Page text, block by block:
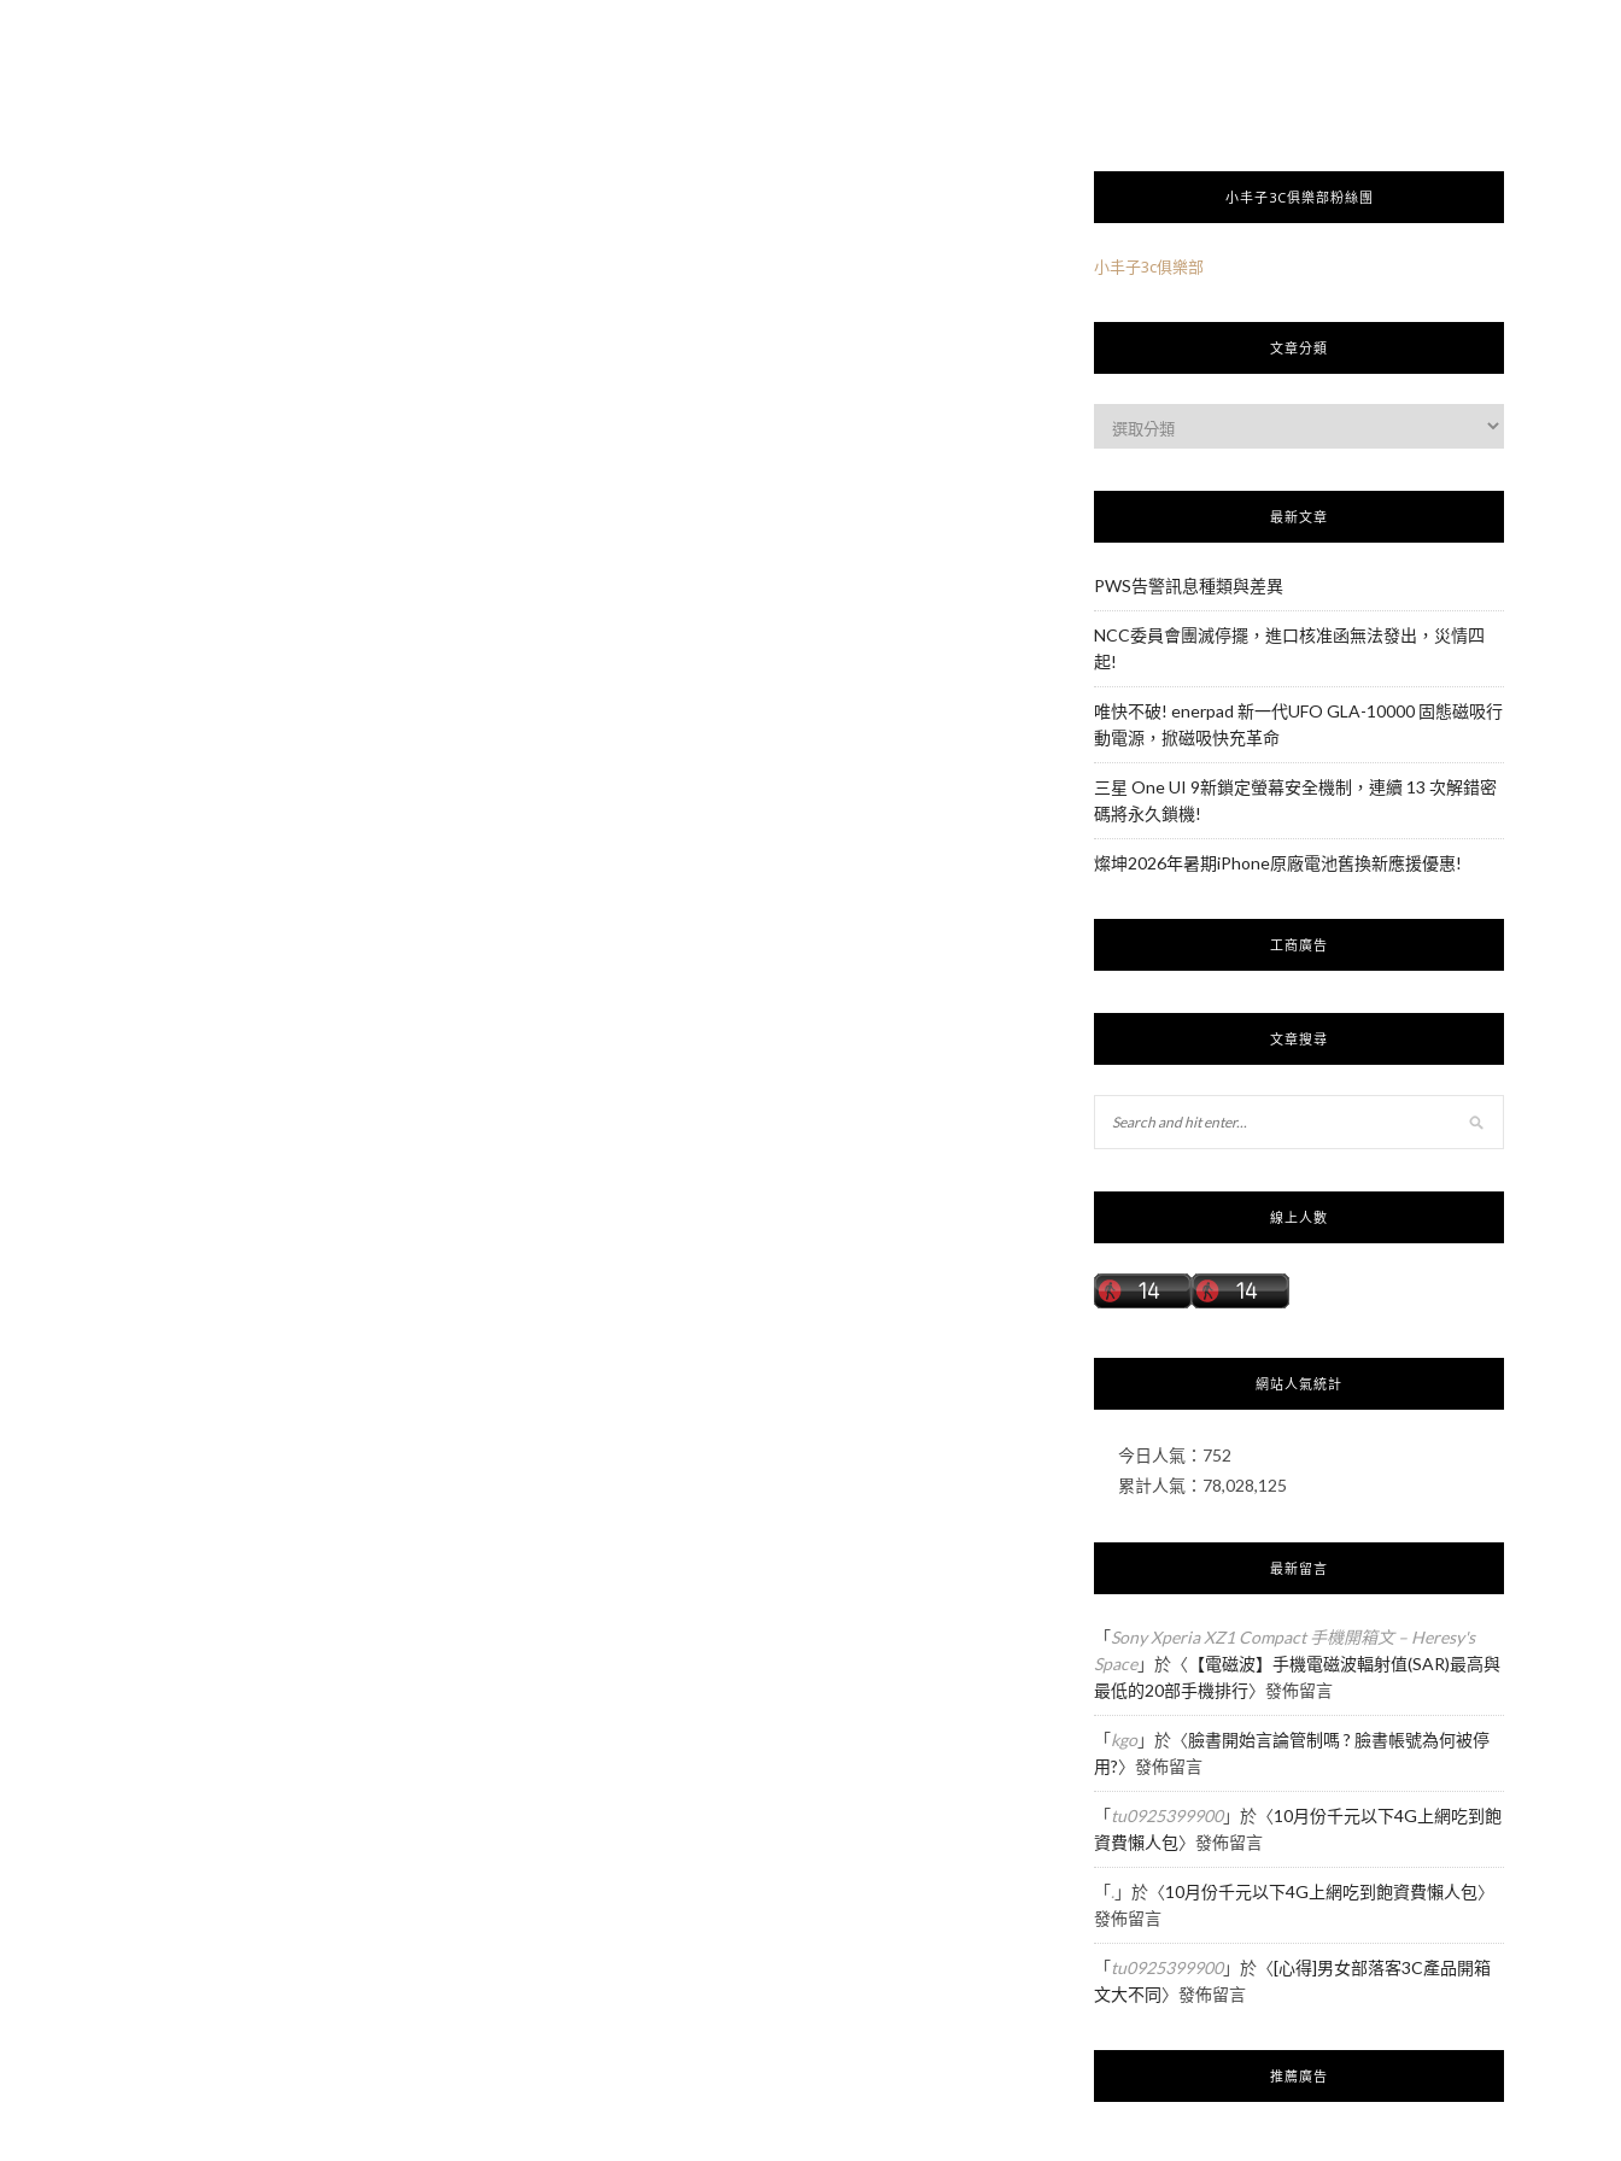
小丰子3C俱樂部粉絲團
小丰子3c俱樂部
文章分類
最新文章
PWS告警訊息種類與差異
NCC委員會團滅停擺，進口核准函無法發出，災情四
起!
唯快不破! enerpad 新一代UFO GLA-10000 固態磁吸行
動電源，掀磁吸快充革命
三星 One UI 9新鎖定螢幕安全機制，連續 13 次解錯密
碼將永久鎖機!
燦坤2026年暑期iPhone原廠電池舊換新應援優惠!
工商廣告
文章搜尋
線上人數
網站人氣統計
今日人氣： 752
累計人氣： 78,028,125
最新留言
「Sony Xperia XZ1 Compact 手機開箱文 – Heresy's
Space」於〈 【電磁波】手機電磁波輻射值(SAR)最高與
最低的20部手機排行〉發佈留言
「kgo」於〈臉書開始言論管制嗎 ? 臉書帳號為何被停
用?〉發佈留言
「tu0925399900」於〈10月份千元以下4G上網吃到飽
資費懶人包〉發佈留言
「.」於〈10月份千元以下4G上網吃到飽資費懶人包〉
發佈留言
「tu0925399900」於〈[心得]男女部落客3C產品開箱
文大不同〉發佈留言
推薦廣告